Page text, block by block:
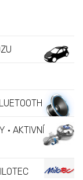
• AKTIVNÍ